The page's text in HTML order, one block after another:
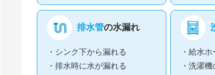
排水管の水漏れ
・シンク下から漏れる
・排水時に水が漏れる
・給水
・洗濯